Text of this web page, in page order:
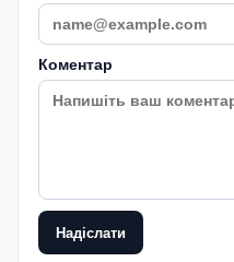
Коментар
Надіслати